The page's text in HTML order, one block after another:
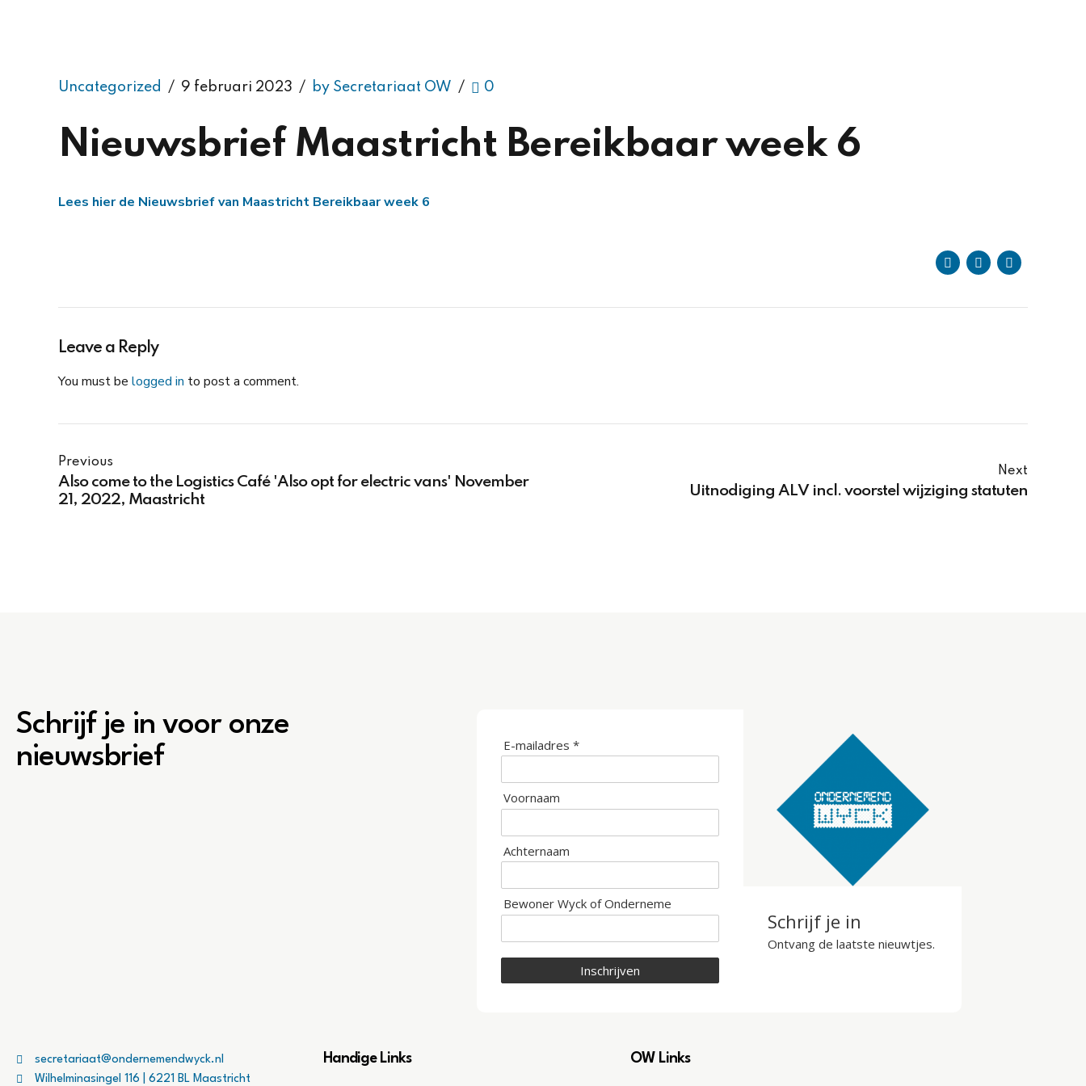
Uncategorized 9 februari 2023 by Secretariaat OW 0
Nieuwsbrief Maastricht Bereikbaar week 6
Lees hier de Nieuwsbrief van Maastricht Bereikbaar week 6
Leave a Reply
You must be logged in to post a comment.
Previous
Also come to the Logistics Café 'Also opt for electric vans' November
21, 2022, Maastricht
Next
Uitnodiging ALV incl. voorstel wijziging statuten
Schrijf je in voor onze
nieuwsbrief
E-mailadres *
Voornaam
Achternaam
Bewoner Wyck of Onderneme
Inschrijven
Schrijf je in
Ontvang de laatste nieuwtjes.
secretariaat@ondernemendwyck.nl
Wilhelminasingel 116 | 6221 BL Maastricht
Handige Links OW Links